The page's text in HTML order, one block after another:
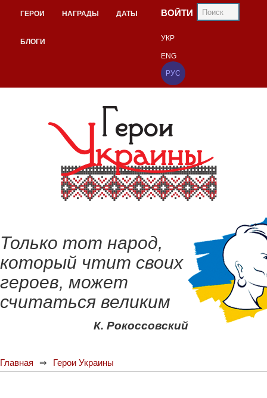
ГЕРОИ НАГРАДЫ ДАТЫ
БЛОГИ
ВОЙТИ
УКР
ENG
РУС
Только тот народ,
который чтит своих
героев, может
считаться великим
К. Рокоссовский
Главная Герои Украины